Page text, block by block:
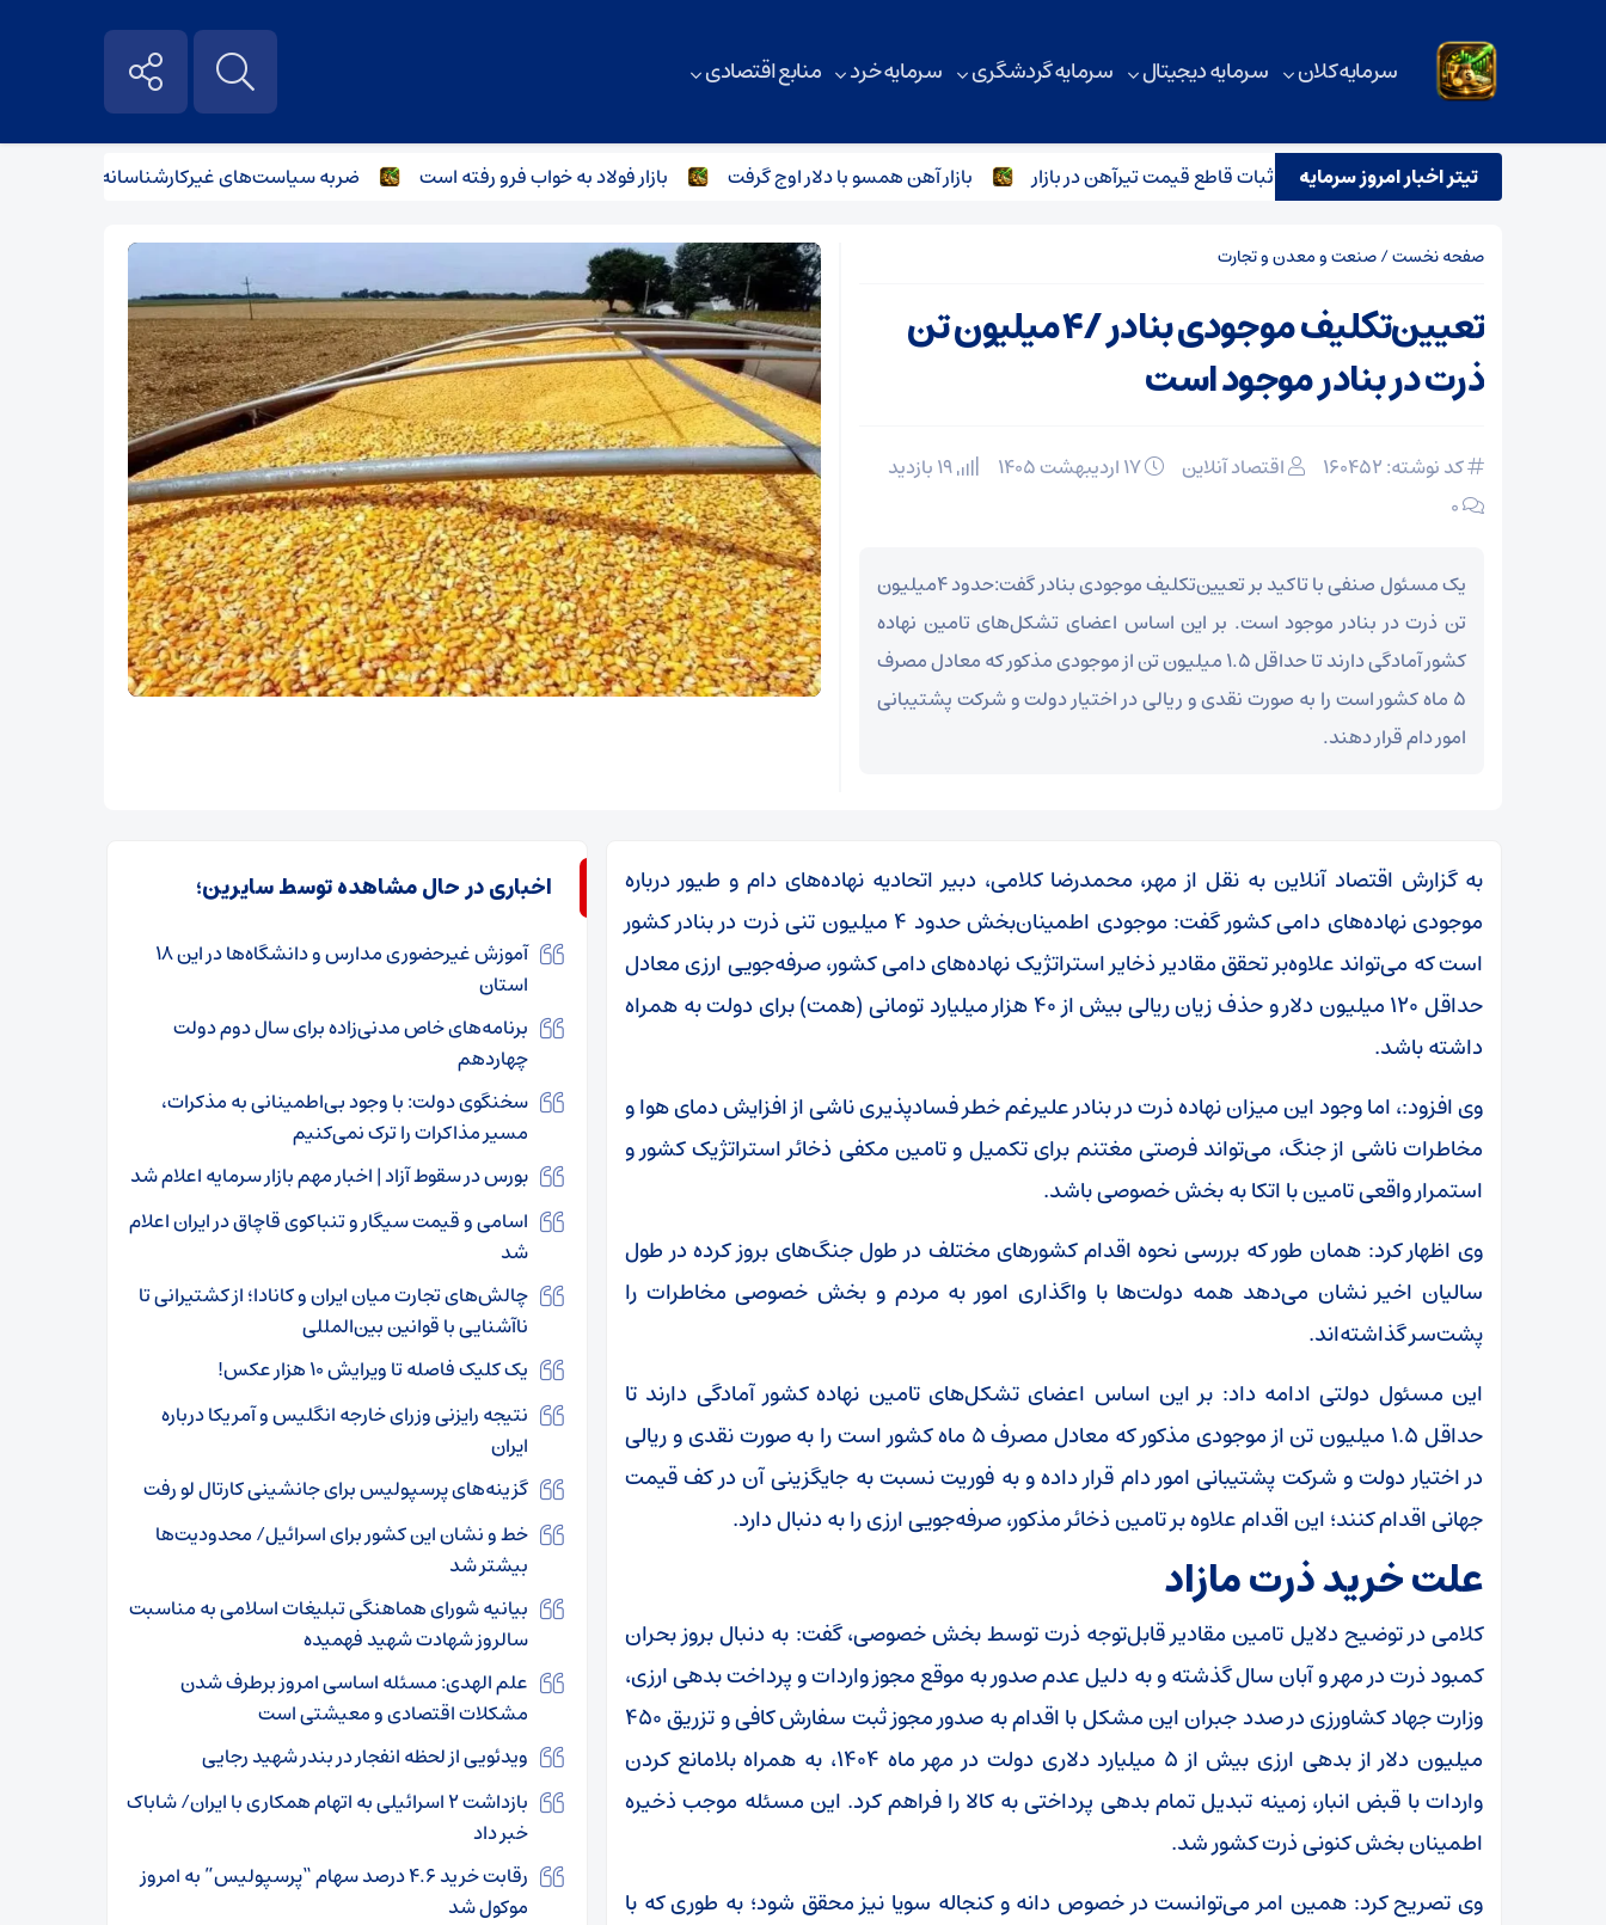
سرمایه کلان سرمایه دیجیتال سرمایه گردشگری سرمایه خرد منابع اقتصادی
تیتر اخبار امروز سرمایه
و تاثیر آن بر بازار آهن آلات ثبات قاطع قیمت تیرآهن در بازار بازار آهن همسو با دلار اوج گرفت بازار فولاد به خواب فرو رفته است ضربه سیاست‌های غیرکارشناسانه بر صنعت فولاد و
صفحه نخست/صنعت و معدن و تجارت
تعیین‌تکلیف موجودی بنادر /۴میلیون تن
ذرت در بنادر موجود است
کد نوشته: 160452 اقتصاد آنلاین
۰
یک مسئول صنفی با تاکید بر تعیین‌تکلیف موجودی بنادر گفت:حدود ۴میلیون
تن ذرت در بنادر موجود است. بر این اساس اعضای تشکل‌های تامین نهاده
کشور آمادگی دارند تا حداقل ۱.۵ میلیون تن از موجودی مذکور که معادل مصرف
۵ ماه کشور است را به صورت نقدی و ریالی در اختیار دولت و شرکت پشتیبانی
امور دام قرار دهند.
به گزارش اقتصاد آنلاین به نقل از مهر، محمدرضا کلامی، دبیر اتحادیه نهاده‌های دام و طیور درباره
موجودی نهاده‌های دامی کشور گفت: موجودی اطمینان‌بخش حدود ۴ میلیون تنی ذرت در بنادر کشور
است که می‌تواند علاوه‌بر تحقق مقادیر ذخایر استراتژیک نهاده‌های دامی کشور، صرفه‌جویی ارزی معادل
حداقل ۱۲۰ میلیون دلار و حذف زیان ریالی بیش از ۴۰ هزار میلیارد تومانی (همت) برای دولت به همراه
داشته باشد.
وی افزود:، اما وجود این میزان نهاده ذرت در بنادر علیرغم خطر فسادپذیری ناشی از افزایش دمای هوا و
مخاطرات ناشی از جنگ، می‌تواند فرصتی مغتنم برای تکمیل و تامین مکفی ذخائر استراتژیک کشور و
استمرار واقعی تامین با اتکا به بخش خصوصی باشد.
وی اظهار کرد: همان طور که بررسی نحوه اقدام کشور‌های مختلف در طول جنگ‌های بروز کرده در طول
سالیان اخیر نشان می‌دهد همه دولت‌ها با واگذاری امور به مردم و بخش خصوصی مخاطرات را
پشت‌سر گذاشته‌اند.
این مسئول دولتی ادامه داد: بر این اساس اعضای تشکل‌های تامین نهاده کشور آمادگی دارند تا
حداقل ۱.۵ میلیون تن از موجودی مذکور که معادل مصرف ۵ ماه کشور است را به صورت نقدی و ریالی
در اختیار دولت و شرکت پشتیبانی امور دام قرار داده و به فوریت نسبت به جایگزینی آن در کف قیمت
جهانی اقدام کنند؛ این اقدام علاوه بر تامین ذخائر مذکور، صرفه‌جویی ارزی را به دنبال دارد.
علت خرید ذرت مازاد
کلامی در توضیح دلایل تامین مقادیر قابل‌توجه ذرت توسط بخش خصوصی، گفت: به دنبال بروز بحران
کمبود ذرت در مهر و آبان سال گذشته و به دلیل عدم صدور به موقع مجوز واردات و پرداخت بدهی ارزی،
وزارت جهاد کشاورزی در صدد جبران این مشکل با اقدام به صدور مجوز ثبت سفارش کافی و تزریق ۴۵۰
میلیون دلار از بدهی ارزی بیش از ۵ میلیارد دلاری دولت در مهر ماه ۱۴۰۴، به همراه بلامانع کردن
واردات با قبض انبار، زمینه تبدیل تمام بدهی پرداختی به کالا را فراهم کرد. این مسئله موجب ذخیره
اطمینان بخش کنونی ذرت کشور شد.
وی تصریح کرد: همین امر می‌توانست در خصوص دانه و کنجاله سویا نیز محقق شود؛ به طوری که با
اخباری در حال مشاهده توسط سایرین؛
آموزش غیرحضوری مدارس و دانشگاه‌ها در این ۱۸
استان
برنامه‌های خاص مدنی‌زاده برای سال دوم دولت
چهاردهم
سخنگوی دولت: با وجود بی‌اطمینانی به مذکرات،
مسیر مذاکرات را ترک نمی‌کنیم
بورس در سقوط آزاد | اخبار مهم بازار سرمایه اعلام شد
اسامی و قیمت سیگار و تنباکوی قاچاق در ایران اعلام
شد
چالش‌های تجارت میان ایران و کانادا؛ از کشتیرانی تا
ناآشنایی با قوانین بین‌المللی
یک کلیک فاصله تا ویرایش ۱۰ هزار عکس!
نتیجه رایزنی وزرای خارجه انگلیس و آمریکا درباره
ایران
گزینه‌های پرسپولیس برای جانشینی کارتال لو رفت
خط و نشان این کشور برای اسرائیل/ محدودیت‌ها
بیشتر شد
بیانیه شورای هماهنگی تبلیغات اسلامی به مناسبت
سالروز شهادت شهید فهمیده
علم الهدی: مسئله اساسی امروز برطرف شدن
مشکلات اقتصادی و معیشتی است
ویدئویی از لحظه انفجار در بندر شهید رجایی
بازداشت ۲ اسرائیلی به اتهام همکاری با ایران/ شاباک
خبر داد
رقابت خرید ۴.۶ درصد سهام “پرسپولیس” به امروز
موکول شد